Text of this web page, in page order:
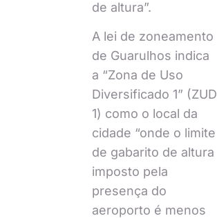
de altura”.
A lei de zoneamento
de Guarulhos indica
a “Zona de Uso
Diversificado 1” (ZUD
1) como o local da
cidade “onde o limite
de gabarito de altura
imposto pela
presença do
aeroporto é menos